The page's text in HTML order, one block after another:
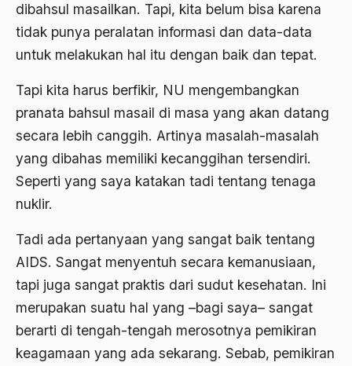
dibahsul masailkan. Tapi, kita belum bisa karena
tidak punya peralatan informasi dan data-data
untuk melakukan hal itu dengan baik dan tepat.
Tapi kita harus berfikir, NU mengembangkan
pranata bahsul masail di masa yang akan datang
secara lebih canggih. Artinya masalah-masalah
yang dibahas memiliki kecanggihan tersendiri.
Seperti yang saya katakan tadi tentang tenaga
nuklir.
Tadi ada pertanyaan yang sangat baik tentang
AIDS. Sangat menyentuh secara kemanusiaan,
tapi juga sangat praktis dari sudut kesehatan. Ini
merupakan suatu hal yang –bagi saya– sangat
berarti di tengah-tengah merosotnya pemikiran
keagamaan yang ada sekarang. Sebab, pemikiran
Brazil
budaya
Budaya Altenatif
Budaya bangsa
budaya daerah
Budaya dan Pendidikan
Budaya Indonesia